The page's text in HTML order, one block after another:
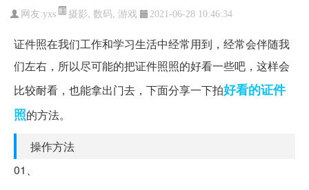
网友:yxs 摄影, 数码, 游戏 2021-06-28 10:46:34
证件照在我们工作和学习生活中经常用到，经常会伴随我
们左右，所以尽可能的把证件照照的好看一些吧，这样会
比较耐看，也能拿出门去，下面分享一下拍好看的证件
照的方法。
操作方法
01、